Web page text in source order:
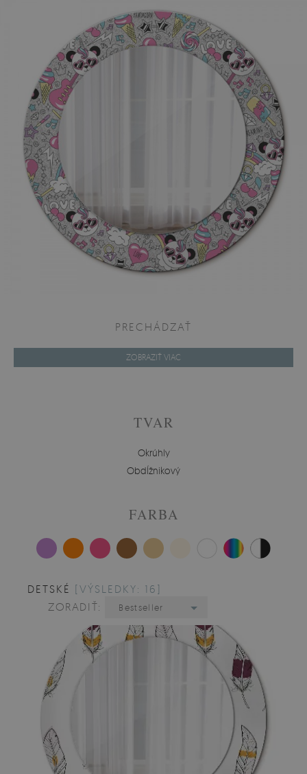
PRECHÁDZAŤ
ZOBRAZIŤ VIAC
TVAR
Okrúhly
Obdĺžnikový
FARBA
DETSKÉ [VÝSLEDKY: 16]
ZORADIŤ:
Bestseller